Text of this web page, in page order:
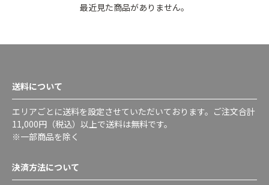
最近見た商品がありません。
送料について
エリアごとに送料を設定させていただいております。ご注文合計
11,000円（税込）以上で送料は無料です。
※一部商品を除く
決済方法について